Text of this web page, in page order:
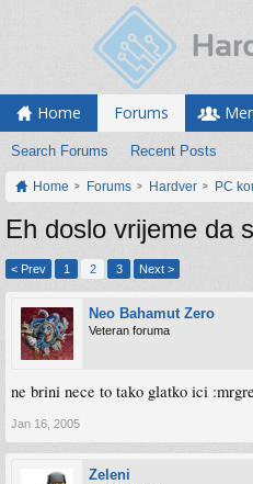
Home Forums
Search Forums Recent Posts
Home Forums Hardver PC
Eh doslo vrijeme da
< Prev 1 2 3 Next >
Neo Bahamut Zero
Veteran foruma
ne brini nece to tako glatko ici
Jan 16, 2005
Zeleni